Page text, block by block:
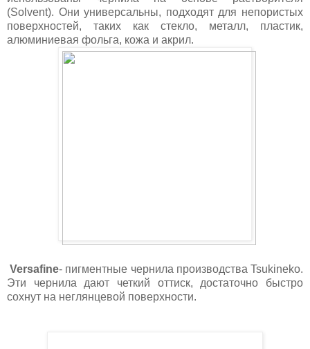
(Solvent). Они универсальны, подходят для непористых
поверхностей, таких как стекло, металл, пластик,
алюминиевая фольга, кожа и акрил.
Versafine- пигментные чернила производства Tsukineko.
Эти чернила дают четкий оттиск, достаточно быстро
сохнут на неглянцевой поверхности.